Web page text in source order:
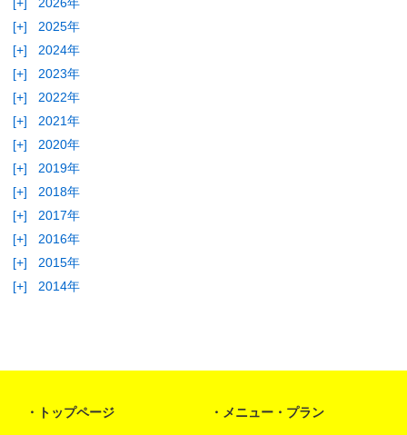
[+]
2025年
[+]
2024年
[+]
2023年
[+]
2022年
[+]
2021年
[+]
2020年
[+]
2019年
[+]
2018年
[+]
2017年
[+]
2016年
[+]
2015年
[+]
2014年
トップページ メニュー・プラン